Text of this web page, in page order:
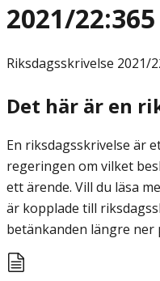
2021/22:365
Riksdagsskrivelse 2021/
Det här är en
En riksdagsskrivelse är
regeringen om vilket
ett ärende. Vill du läsa
är kopplade till
betänkanden längre ner